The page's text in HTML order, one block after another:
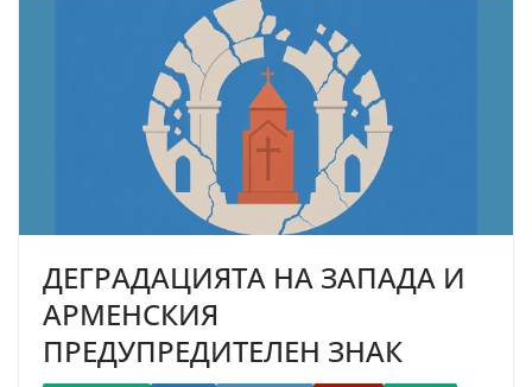
ДЕГРАДАЦИЯТА НА ЗАПАДА И
АРМЕНСКИЯ
ПРЕДУПРЕДИТЕЛЕН ЗНАК